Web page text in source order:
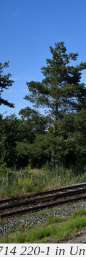
220-1 in